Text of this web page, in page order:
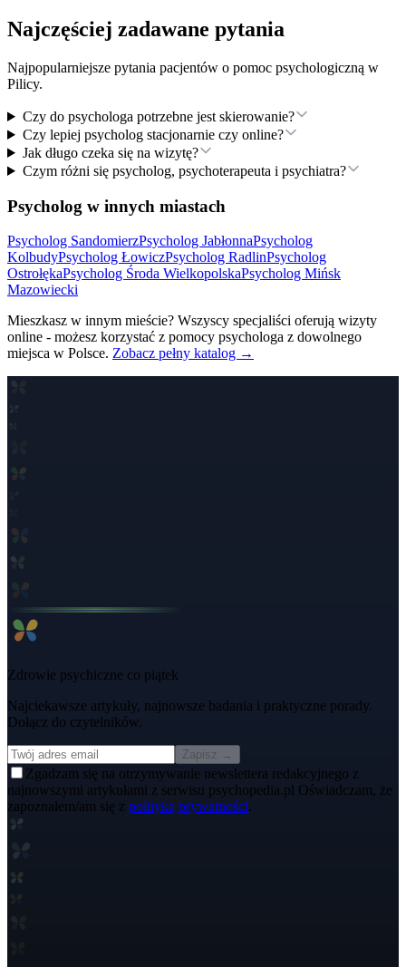
Najczęściej zadawane pytania
Najpopularniejsze pytania pacjentów o pomoc psychologiczną w
Pilicy.
Czy do psychologa potrzebne jest skierowanie?
Czy lepiej psycholog stacjonarnie czy online?
Jak długo czeka się na wizytę?
Czym różni się psycholog, psychoterapeuta i psychiatra?
Psycholog w innych miastach
Psycholog SandomierzPsycholog JabłonnaPsycholog
KolbudyPsycholog ŁowiczPsycholog RadlinPsycholog
OstrołękaPsycholog Środa WielkopolskaPsycholog Mińsk
Mazowiecki
Mieszkasz w innym mieście? Wszyscy specjaliści oferują wizyty
online - możesz korzystać z pomocy psychologa z dowolnego
miejsca w Polsce. Zobacz pełny katalog →
Zdrowie psychiczne co piątek
Najciekawsze artykuły, najnowsze badania i praktyczne porady.
Dołącz do czytelników.
Zapisz →
Zgadzam się na otrzymywanie newslettera redakcyjnego z
najnowszymi artykułami z serwisu psychopedia.pl Oświadczam, że
zapoznałem/am się z polityką prywatności.